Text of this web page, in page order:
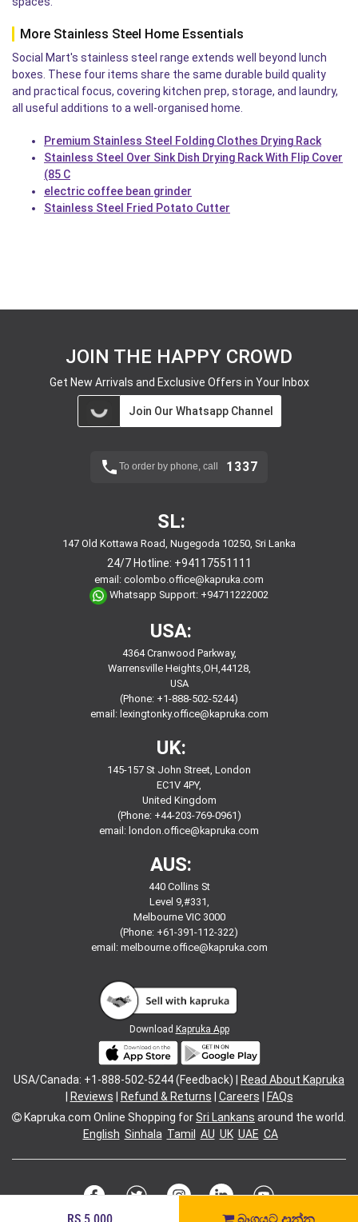
More Stainless Steel Home Essentials
Social Mart's stainless steel range extends well beyond lunch
boxes. These four items share the same durable build quality
and practical focus, covering kitchen prep, storage, and laundry,
all useful additions to a well-organised home.
Premium Stainless Steel Folding Clothes Drying Rack
Stainless Steel Over Sink Dish Drying Rack With Flip Cover
(85 C
electric coffee bean grinder
Stainless Steel Fried Potato Cutter
JOIN THE HAPPY CROWD
Get New Arrivals and Exclusive Offers in Your Inbox
Join Our Whatsapp Channel
To order by phone, call 1337
SL:
147 Old Kottawa Road, Nugegoda 10250, Sri Lanka
24/7 Hotline: +94117551111
email: colombo.office@kapruka.com
Whatsapp Support: +94711222002
USA:
4364 Cranwood Parkway,
Warrensville Heights,OH,44128,
USA
(Phone: +1-888-502-5244)
email: lexingtonky.office@kapruka.com
UK:
145-157 St John Street, London
EC1V 4PY,
United Kingdom
(Phone: +44-203-769-0961)
email: london.office@kapruka.com
AUS:
440 Collins St
Level 9,#331,
Melbourne VIC 3000
(Phone: +61-391-112-322)
email: melbourne.office@kapruka.com
Download Kapruka App
USA/Canada: +1-888-502-5244 (Feedback) |
Read About Kapruka
Reviews Refund & Returns Careers
FAQs
Kapruka.com Online Shopping forSri Lankans around the world.
English Sinhala Tamil AU UK UAE CA